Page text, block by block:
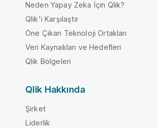
Neden Yapay Zeka İçin Qlik?
Qlik'i Karşılaştır
Öne Çıkan Teknoloji Ortakları
Veri Kaynakları ve Hedefleri
Qlik Bölgeleri
Qlik Hakkında
Şirket
Liderlik